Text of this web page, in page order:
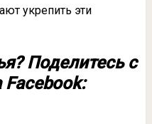
укрепить эти
Поделитесь с
Facebook: